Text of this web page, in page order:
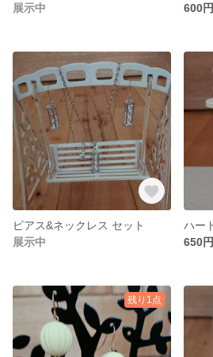
展示中
600円
ピアス&ネックレス セット
展示中
650円
残り1点